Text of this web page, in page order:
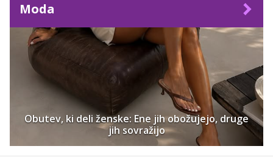
Moda
Obutev, ki deli ženske: Ene jih obožujejo, druge
jih sovražijo